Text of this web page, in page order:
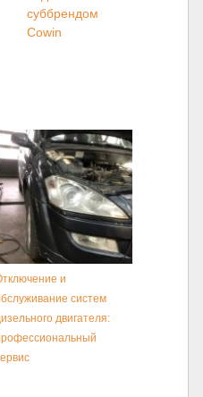
суббрендом
Cowin
и
систем
двигателя: